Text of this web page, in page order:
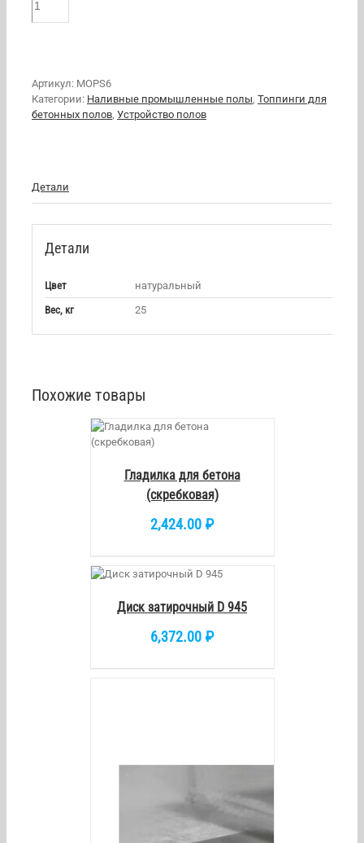
Артикул: MOPS6
Категории: Наливные промышленные полы, Топпинги для
бетонных полов, Устройство полов
Детали
Детали
Цвет
натуральный
Вес, кг
25
Похожие товары
Гладилка для бетона
(скребковая)
2,424.00 ₽
Диск затирочный D 945
6,372.00 ₽